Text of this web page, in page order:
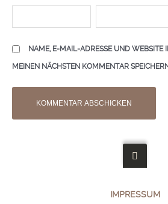
NAME, E-MAIL-ADRESSE UND WEBSITE
MEINEN NÄCHSTEN KOMMENTAR
IMPRESSUM